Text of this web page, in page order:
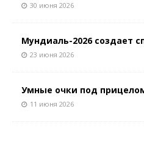
30 июня 2026
Мундиаль-2026 создает
23 июня 2026
Умные очки под
11 июня 2026